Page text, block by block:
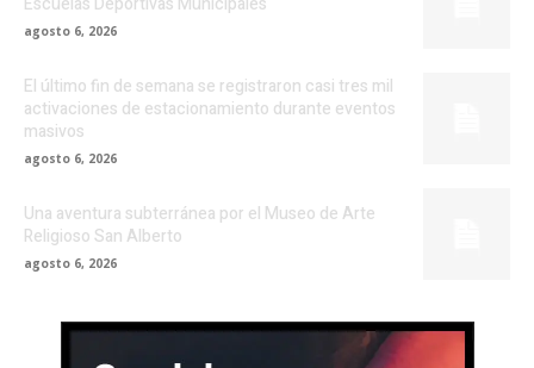
agosto 6, 2026
El último fin de semana se registraron casi tres mil
activaciones de estacionamiento durante eventos
masivos
agosto 6, 2026
Una aventura subterránea por el Museo de Arte
Religioso San Alberto
agosto 6, 2026